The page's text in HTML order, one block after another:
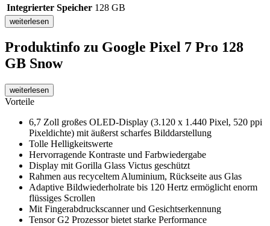
Integrierter Speicher 128 GB
weiterlesen
Produktinfo zu Google Pixel 7 Pro 128
GB Snow
weiterlesen
Vorteile
6,7 Zoll großes OLED-Display (3.120 x 1.440 Pixel, 520 ppi
Pixeldichte) mit äußerst scharfes Bilddarstellung
Tolle Helligkeitswerte
Hervorragende Kontraste und Farbwiedergabe
Display mit Gorilla Glass Victus geschützt
Rahmen aus recyceltem Aluminium, Rückseite aus Glas
Adaptive Bildwiederholrate bis 120 Hertz ermöglicht enorm
flüssiges Scrollen
Mit Fingerabdruckscanner und Gesichtserkennung
Tensor G2 Prozessor bietet starke Performance